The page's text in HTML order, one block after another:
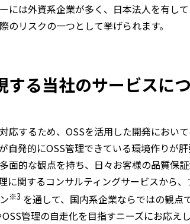
には外資系企業が多く、日本法人を有し
のリスクの一つとして挙げられます。
する当社のサービスに
応するため、OSSを活用した開発におい
発的にOSS管理できている環境作りが肝
面的な観点を持ち、日々お客様の品質保
に関するコンサルティングサービスから
※3 を通して、国内系企業ならではの観点
管理の自走化を目指すニーズにお応え